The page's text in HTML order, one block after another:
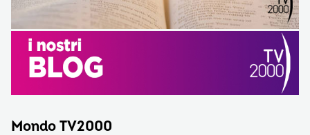
Mondo TV2000